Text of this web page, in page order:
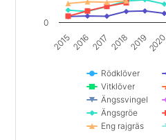
Rödklöver
Vitklöver
Ängssvingel
Ängsgröe
Eng rajgräs
20152016 2017 201820192020
0